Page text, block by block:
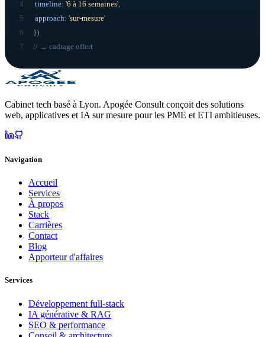
4
timeline: '6 à 16 semaines'
5
approach: 'sur-mesure'
6
})
7
// → cadrage offert
Cabinet tech basé à Lyon. Apogée Consult conçoit des solutions
web, applicatives et IA sur mesure pour les PME et ETI ambitieuses.
Navigation
Accueil
Services
À propos
Stack
Carrières
Contact
Blog
Apporteur d'affaires
Services
Développement full-stack
IA générative & RAG
SEO & performance